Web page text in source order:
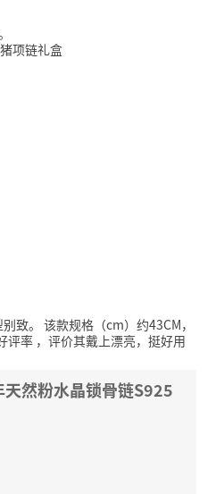
项链礼盒
致。 该款规格（cm）约43CM，
评率 ，评价其戴上漂亮，挺好用
然粉水晶锁骨链S925